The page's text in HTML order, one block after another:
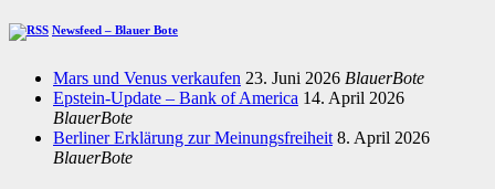
Newsfeed – Blauer Bote
Mars und Venus verkaufen 23. Juni 2026 BlauerBote
Epstein-Update – Bank of America 14. April 2026
BlauerBote
Berliner Erklärung zur Meinungsfreiheit 8. April 2026
BlauerBote